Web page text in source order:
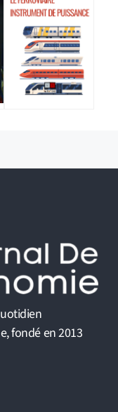
fondé en 2013